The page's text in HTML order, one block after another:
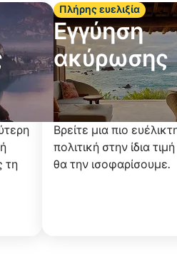
τη
Πλήρης ευελιξία
Εγγύηση
ακύρωσης
Βρείτε μια πιο
πολιτική στην ίδια
θα την ισοφαρίσουμε.